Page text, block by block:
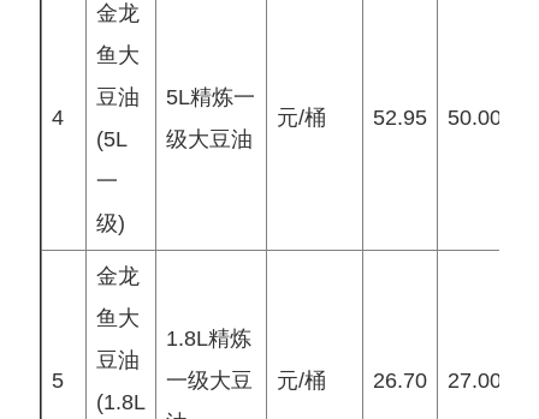
4
金龙
鱼大
豆油
(5L
一
级)
5L精炼一
级大豆油
元/桶 52.95 50.00
5
金龙
鱼大
豆油
(1.8L
1.8L精炼
一级大豆
元/桶 26.70 27.00